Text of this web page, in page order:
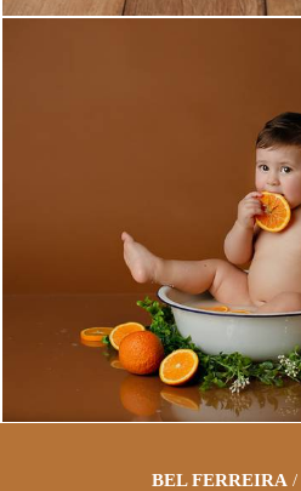
2409
BEL FERREIRA /